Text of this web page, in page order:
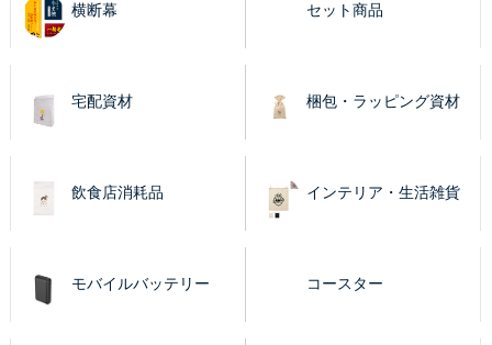
横断幕 セット商品
宅配資材 梱包・ラッピング資材
飲食店消耗品 インテリア・生活雑貨
モバイルバッテリー コースター